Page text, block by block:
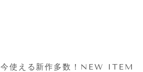
今使える新作多数！NEW ITEM